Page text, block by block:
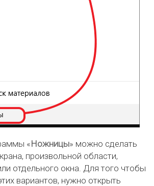
«Ножницы» можно сделать
произвольной области,
отдельного окна. Для того чтобы
вариантов, нужно открыть